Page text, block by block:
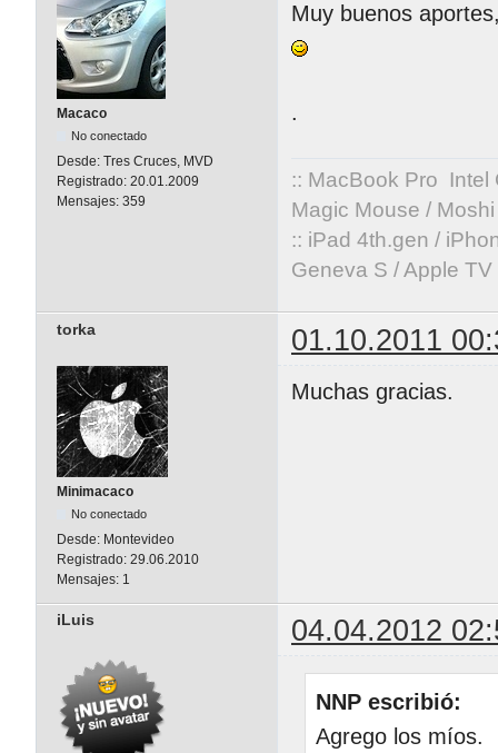
Macaco
No conectado
Desde: Tres Cruces, MVD
Registrado: 20.01.2009
Mensajes: 359
Muy buenos
.
:: MacBook Pro Intel
Magic Mouse /
:: iPad 4th.gen /
Geneva S / Apple
torka 01.10.2011
Minimacaco
No conectado
Desde: Montevideo
Registrado: 29.06.2010
Mensajes: 1
Muchas gracias.
iLuis 04.04.2012
NNP escribió:
Agrego los míos.